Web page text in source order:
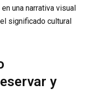
una narrativa visual
significado cultural
y